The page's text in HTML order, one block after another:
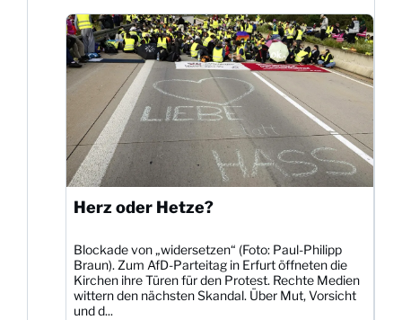
Bluesky
ansehen
Herz oder Hetze?
Blockade von „widersetzen“ (Foto: Paul-Philipp
Braun). Zum AfD-Parteitag in Erfurt öffneten die
Kirchen ihre Türen für den Protest. Rechte Medien
wittern den nächsten Skandal. Über Mut, Vorsicht
und d...